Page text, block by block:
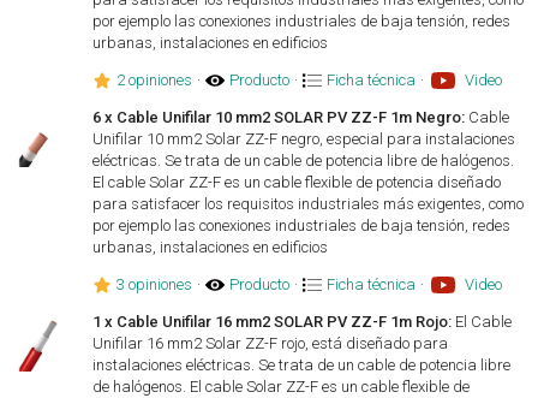
por ejemplo las conexiones industriales de baja tensión, redes
urbanas, instalaciones en edificios
2 opiniones · Producto · Ficha técnica · Video
6 x Cable Unifilar 10 mm2 SOLAR PV ZZ-F 1m Negro: Cable
Unifilar 10 mm2 Solar ZZ-F negro, especial para instalaciones
eléctricas. Se trata de un cable de potencia libre de halógenos.
El cable Solar ZZ-F es un cable flexible de potencia diseñado
para satisfacer los requisitos industriales más exigentes, como
por ejemplo las conexiones industriales de baja tensión, redes
urbanas, instalaciones en edificios
3 opiniones · Producto · Ficha técnica · Video
1 x Cable Unifilar 16 mm2 SOLAR PV ZZ-F 1m Rojo: El Cable
Unifilar 16 mm2 Solar ZZ-F rojo, está diseñado para
instalaciones eléctricas. Se trata de un cable de potencia libre
de halógenos. El cable Solar ZZ-F es un cable flexible de